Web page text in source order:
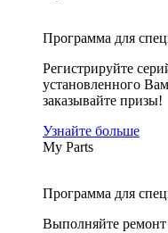
Программа для
Регистрируйте
установленного
заказывайте призы!
Узнайте больше
My Parts
Программа для
Выполняйте